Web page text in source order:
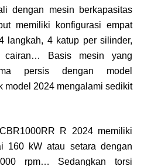
dengan mesin berkapasitas
memiliki konfigurasi empat
langkah, 4 katup per silinder,
cairan… Basis mesin yang
persis dengan model
model 2024 mengalami sedikit
R 2024 memiliki
160 kW atau setara dengan
rpm… Sedangkan torsi